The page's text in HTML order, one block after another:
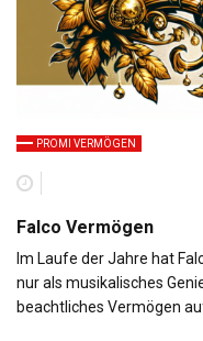
PROMI VERMÖGEN
Falco Vermögen
Im Laufe der Jahre hat
nur als musikalisches
beachtliches Vermögen